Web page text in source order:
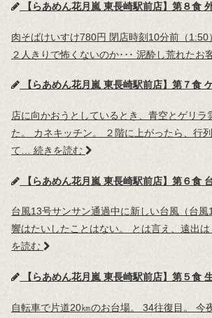
【らあめん花月嵐 東長崎駅前店】第８食
肉そばけいすけ780円 閉店時刻10分前（
２人きりで怖くないのか･･･ 泥酔し荒れた
【らあめん花月嵐 東長崎駅前店】第７食
店に向かおうとしているとき、青空とゲリ
た。 カネキッチン。 ２階に上がったら、行
て… 続きを読む
【らあめん花月嵐 東長崎駅前店】第６食
台風13号サンサン通過中に新しい台風（台
響はたいしたことはない。 とは言え、遠出
を読む
【らあめん花月嵐 東長崎駅前店】第５食
自転車で片道20㎞のお台場。 34往復目。